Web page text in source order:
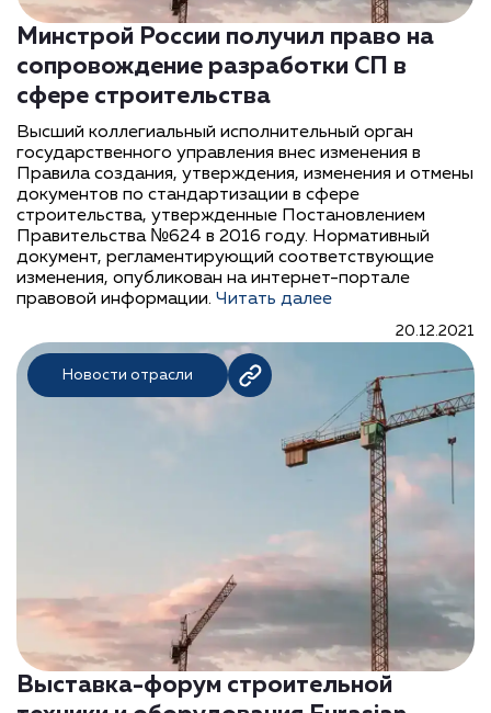
Минстрой России получил право на
сопровождение разработки СП в
сфере строительства
Высший коллегиальный исполнительный орган
государственного управления внес изменения в
Правила создания, утверждения, изменения и отмены
документов по стандартизации в сфере
строительства, утвержденные Постановлением
Правительства №624 в 2016 году. Нормативный
документ, регламентирующий соответствующие
изменения, опубликован на интернет-портале
правовой информации. Читать далее
20.12.2021
Выставка-форум строительной
Новости отрасли